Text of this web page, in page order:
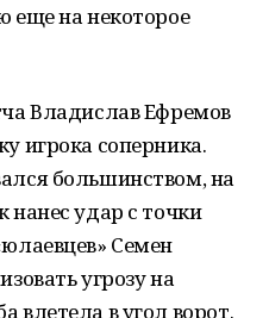
еще на некоторое
Владислав Ефремов
игрока соперника.
большинством, на
удар с точки
Семен
угрозу на
влетела в угол ворот.